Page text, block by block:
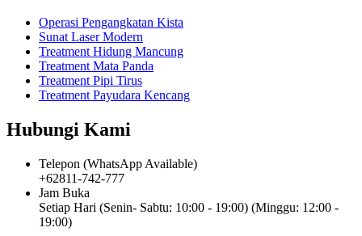
Operasi Pengangkatan Kista
Sunat Laser Modern
Treatment Hidung Mancung
Treatment Mata Panda
Treatment Pipi Tirus
Treatment Payudara Kencang
Hubungi Kami
Telepon (WhatsApp Available)
+62811-742-777
Jam Buka
Setiap Hari (Senin- Sabtu: 10:00 - 19:00) (Minggu: 12:00 -
19:00)